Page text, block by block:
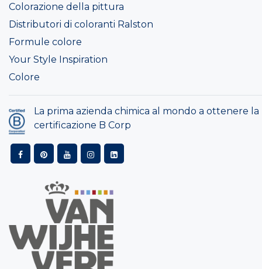
Colorazione della pittura
Distributori di coloranti Ralston
Formule colore
Your Style Inspiration
Colore
La prima azienda chimica al mondo a ottenere la
certificazione B Corp